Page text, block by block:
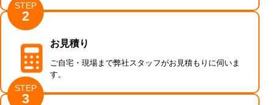
STEP
2
お見積り
ご自宅・現場まで弊社スタッフがお見積もりに伺いま
す。
STEP
3